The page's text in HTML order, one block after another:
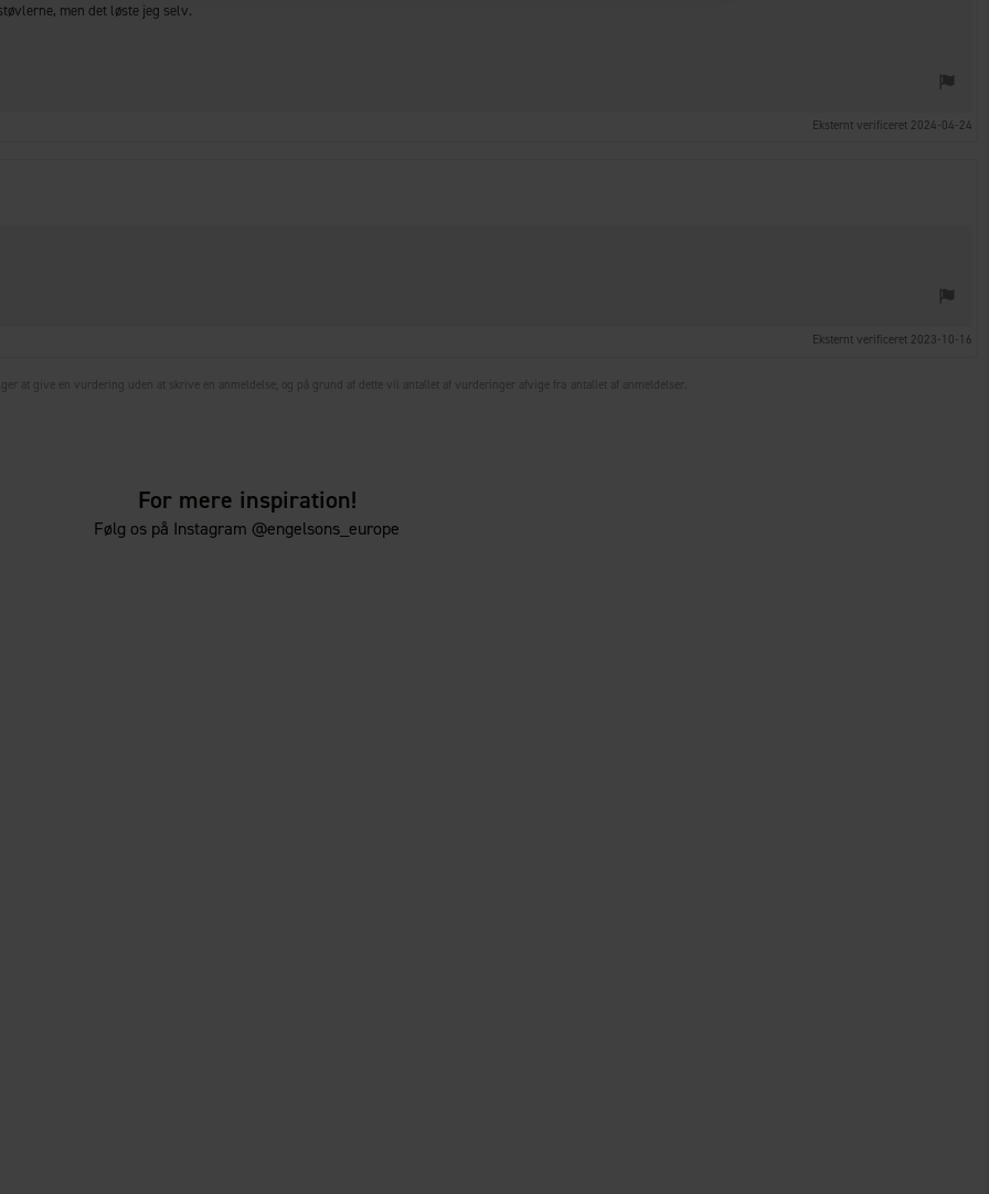
men det løste jeg selv.
Eksternt verificeret 2024-04-24
Eksternt verificeret 2023-10-16
at give en vurdering uden at skrive en anmeldelse, og på grund af dette vil antallet af vurderinger afvige fra antallet af anmeldelser.
For mere inspiration!
Følg os på Instagram @engelsons_europe